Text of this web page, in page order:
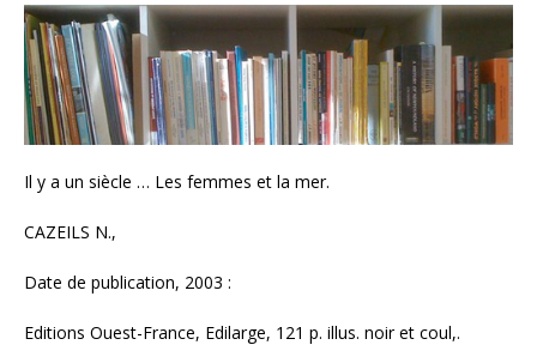
Il y a un siècle … Les femmes et la mer.
CAZEILS N.,
Date de publication, 2003 :
Editions Ouest-France, Edilarge, 121 p. illus. noir et coul,.